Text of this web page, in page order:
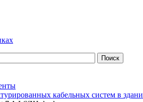
кабельных систем в